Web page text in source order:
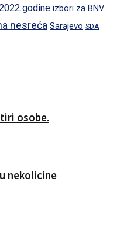
izbori za BNV
nesreća Sarajevo SDA
osobe.
nekolicine